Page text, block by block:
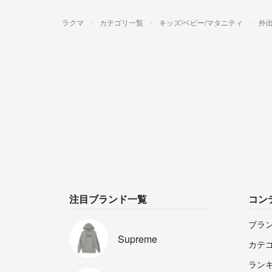
ラクマ カテゴリ一覧 キッズ/ベビー/マタニティ 外
注目ブランド一覧
Supreme
コン
ブラ
カテ
ラン